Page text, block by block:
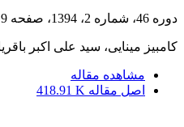
دوره 46، شماره 2، 1394، صفحه
کامبیز مینایی، سید علی اکبر
مشاهده مقاله
اصل مقاله 418.91 K